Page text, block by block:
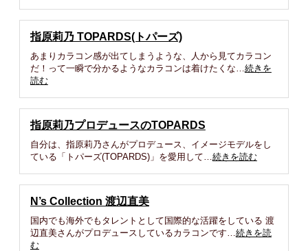
指原莉乃 TOPARDS(トパーズ)
あまりカラコン感が出てしまうような、人から見てカラコン
だ！って一瞬で分かるようなカラコンは着けたくな…続きを
読む
指原莉乃プロデュースのTOPARDS
自分は、指原莉乃さんがプロデュース、イメージモデルをし
ている「トパーズ(TOPARDS)」を愛用して…続きを読む
N’s Collection 渡辺直美
国内でも海外でもタレントとして国際的な活躍をしている 渡
辺直美さんがプロデュースしているカラコンです…続きを読
む